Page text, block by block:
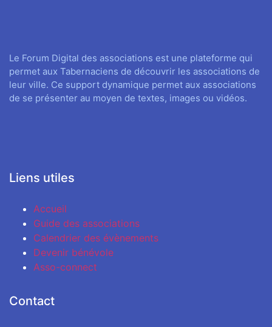
Le Forum Digital des associations est une plateforme qui
permet aux Tabernaciens de découvrir les associations de
leur ville. Ce support dynamique permet aux associations
de se présenter au moyen de textes, images ou vidéos.
Liens utiles
Accueil
Guide des associations
Calendrier des évènements
Devenir bénévole
Asso-connect
Contact